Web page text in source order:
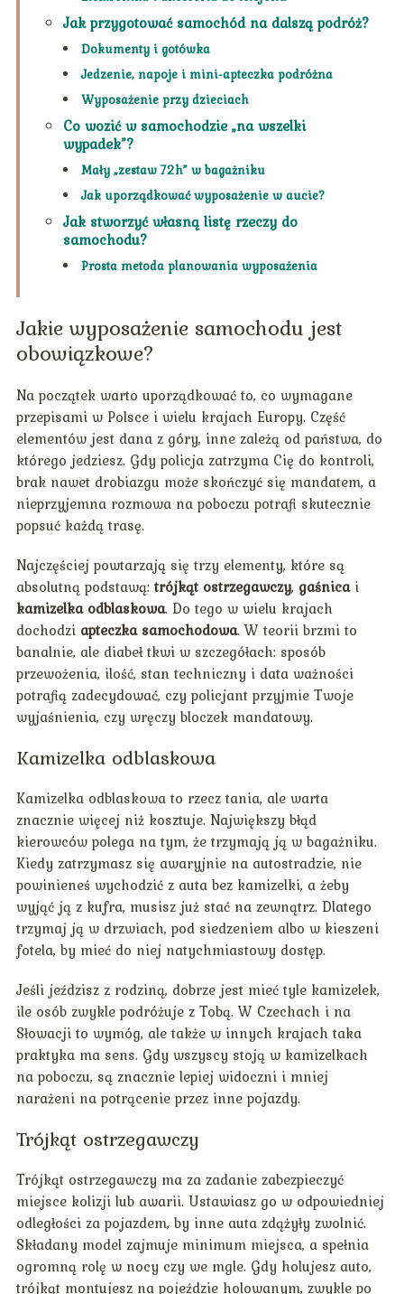
Jak przygotować samochód na dalszą podróż?
Dokumenty i gotówka
Jedzenie, napoje i mini-apteczka podróżna
Wyposażenie przy dzieciach
Co wozić w samochodzie „na wszelki
wypadek”?
Mały „zestaw 72h” w bagażniku
Jak uporządkować wyposażenie w aucie?
Jak stworzyć własną listę rzeczy do
samochodu?
Prosta metoda planowania wyposażenia
Jakie wyposażenie samochodu jest
obowiązkowe?
Na początek warto uporządkować to, co wymagane
przepisami w Polsce i wielu krajach Europy. Część
elementów jest dana z góry, inne zależą od państwa, do
którego jedziesz. Gdy policja zatrzyma Cię do kontroli,
brak nawet drobiazgu może skończyć się mandatem, a
nieprzyjemna rozmowa na poboczu potrafi skutecznie
popsuć każdą trasę.
Najczęściej powtarzają się trzy elementy, które są
absolutną podstawą:trójkąt ostrzegawczy, gaśnicai
kamizelka odblaskowa. Do tego w wielu krajach
dochodzi apteczka samochodowa. W teorii brzmi to
banalnie, ale diabeł tkwi w szczegółach: sposób
przewożenia, ilość, stan techniczny i data ważności
potrafią zadecydować, czy policjant przyjmie Twoje
wyjaśnienia, czy wręczy bloczek mandatowy.
Kamizelka odblaskowa
Kamizelka odblaskowa to rzecz tania, ale warta
znacznie więcej niż kosztuje. Największy błąd
kierowców polega na tym, że trzymają ją w bagażniku.
Kiedy zatrzymasz się awaryjnie na autostradzie, nie
powinieneś wychodzić z auta bez kamizelki, a żeby
wyjąć ją z kufra, musisz już stać na zewnątrz. Dlatego
trzymaj ją w drzwiach, pod siedzeniem albo w kieszeni
fotela, by mieć do niej natychmiastowy dostęp.
Jeśli jeździsz z rodziną, dobrze jest mieć tyle kamizelek,
ile osób zwykle podróżuje z Tobą. W Czechach i na
Słowacji to wymóg, ale także w innych krajach taka
praktyka ma sens. Gdy wszyscy stoją w kamizelkach
na poboczu, są znacznie lepiej widoczni i mniej
narażeni na potrącenie przez inne pojazdy.
Trójkąt ostrzegawczy
Trójkąt ostrzegawczy ma za zadanie zabezpieczyć
miejsce kolizji lub awarii. Ustawiasz go w odpowiedniej
odległości za pojazdem, by inne auta zdążyły zwolnić.
Składany model zajmuje minimum miejsca, a spełnia
ogromną rolę w nocy czy we mgle. Gdy holujesz auto,
trójkąt montujesz na pojeździe holowanym, zwykle po